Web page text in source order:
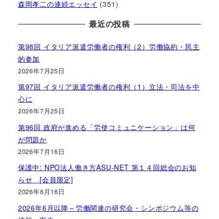
森岡孝二の連続エッセイ (351)
最近の投稿
第98回 イタリア派遣労働者の権利（2）労働協約・民主
的参加
2026年7月25日
第97回 イタリア派遣労働者の権利（1）立法・司法を中
心に
2026年7月25日
第96回 政府が進める「労使コミュニケーション」は何
が問題か
2026年7月16日
保護中: NPO法人働き方ASU-NET 第１４回総会のお知
らせ [会員限定]
2026年6月16日
2026年6月以降～労働関連の研究会・シンポジウム等の